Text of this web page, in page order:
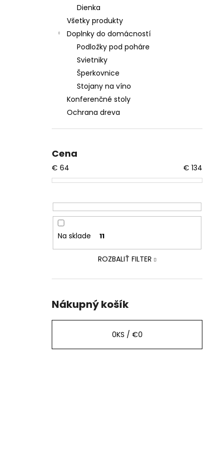
Dienka
Všetky produkty
Doplnky do domácností
Podložky pod poháre
Svietniky
Šperkovnice
Stojany na víno
Konferenčné stoly
Ochrana dreva
Cena
€ 64 € 134
Na sklade 11
ROZBALIŤ FILTER
Nákupný košík
0KS / €0
NÁSTENNÉ HODINY Z ORECHA S
OLIVOVO ZELENÝM EPOXIDOM – 40CM
€167